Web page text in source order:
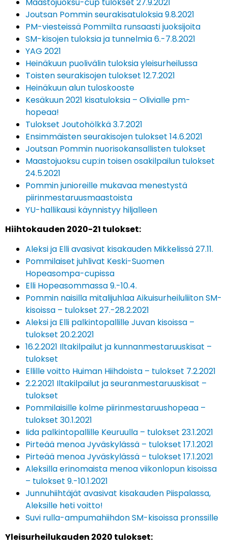
Joutsan Pommin seurakisatuloksia 9.8.2021
PM-viesteissä Pommilta runsaasti juoksijoita
SM-kisojen tuloksia ja tunnelmia 6.-7.8.2021
YAG 2021
Heinäkuun puolivälin tuloksia yleisurheilussa
Toisten seurakisojen tulokset 12.7.2021
Heinäkuun alun tuloskooste
Kesäkuun 2021 kisatuloksia – Olivialle pm-
hopeaa!
Tulokset Joutohölkkä 3.7.2021
Ensimmäisten seurakisojen tulokset 14.6.2021
Joutsan Pommin nuorisokansallisten tulokset
Maastojuoksu cup:in toisen osakilpailun tulokset
24.5.2021
Pommin junioreille mukavaa menestystä
piirinmestaruusmaastoista
YU-hallikausi käynnistyy hiljalleen
Hiihtokauden 2020-21 tulokset:
Aleksi ja Elli avasivat kisakauden Mikkelissä 27.11.
Pommilaiset juhlivat Keski-Suomen
Hopeasompa-cupissa
Elli Hopeasommassa 9.-10.4.
Pommin naisilla mitalijuhlaa Aikuisurheiluliiton SM-
kisoissa – tulokset 27.-28.2.2021
Aleksi ja Elli palkintopallille Juvan kisoissa –
tulokset 20.2.2021
16.2.2021 Iltakilpailut ja kunnanmestaruuskisat –
tulokset
Ellille voitto Huiman Hiihdoista – tulokset 7.2.2021
2.2.2021 Iltakilpailut ja seuranmestaruuskisat –
tulokset
Pommilaisille kolme piirinmestaruushopeaa –
tulokset 30.1.2021
Iida palkintopallille Keuruulla – tulokset 23.1.2021
Pirteää menoa Jyväskylässä – tulokset 17.1.2021
Pirteää menoa Jyväskylässä – tulokset 17.1.2021
Aleksilla erinomaista menoa viikonlopun kisoissa
– tulokset 9.-10.1.2021
Junnuhiihtäjät avasivat kisakauden Piispalassa,
Aleksille heti voitto!
Suvi rulla-ampumahiihdon SM-kisoissa pronssille
Yleisurheilukauden 2020 tulokset: